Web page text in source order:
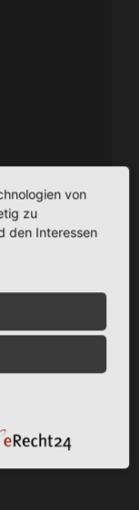
- CAD-
von
zu
den Interessen